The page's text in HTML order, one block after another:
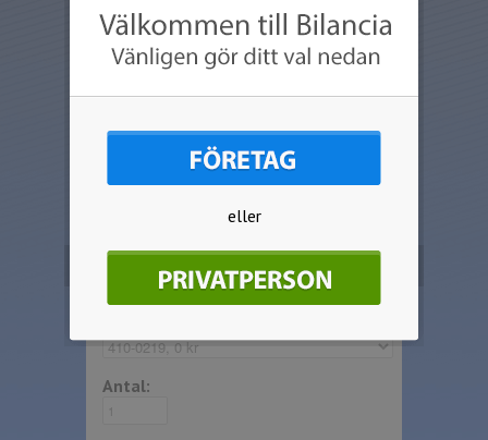
Beställ produkten
Antal:
eller